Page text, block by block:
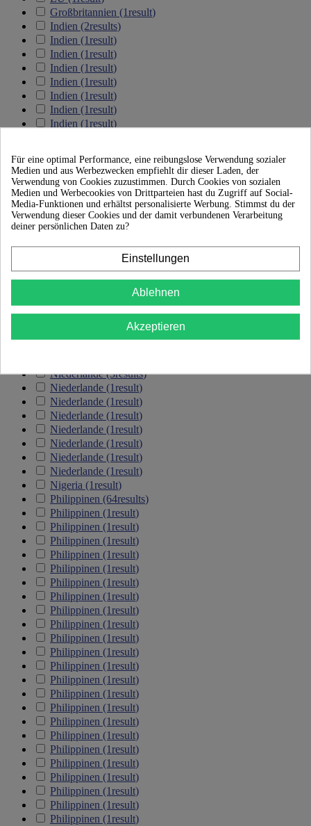
Großbritannien (1result)
Indien (2results)
Indien (1result)
Indien (1result)
Indien (1result)
Indien (1result)
Indien (1result)
Indien (1result)
Indien (1result)
Indien(1result)
Indien(1result )
Indien(1result)
Indien(1result)
Indien(1result)
Indonesien(4results)
result)
Kambodscha(1result)
Niederlande(3results)
Niederlande (1result)
Niederlande (1result)
Niederlande (1result)
Niederlande (1result)
Niederlande (1result)
Niederlande (1result)
Niederlande (1result)
Nigeria (1result)
Philippinen (64results)
Philippinen (1result)
Philippinen (1result)
Philippinen (1result)
Philippinen (1result)
Philippinen (1result)
Philippinen (1result)
Philippinen (1result)
Philippinen (1result)
Philippinen (1result)
Philippinen (1result)
Philippinen (1result)
Philippinen (1result)
Philippinen (1result)
Philippinen (1result)
Philippinen (1result)
Philippinen (1result)
Philippinen (1result)
Philippinen (1result)
Philippinen (1result)
Philippinen (1result)
Philippinen (1result)
Philippinen (1result)
Philippinen (1result)
Für eine optimal Performance, eine reibungslose Verwendung sozialer
Medien und aus Werbezwecken empfiehlt dir dieser Laden, der
Verwendung von Cookies zuzustimmen. Durch Cookies von sozialen
Medien und Werbecookies von Drittparteien hast du Zugriff auf Social-
Media-Funktionen und erhältst personalisierte Werbung. Stimmst du der
Verwendung dieser Cookies und der damit verbundenen Verarbeitung
deiner persönlichen Daten zu?
Einstellungen
Ablehnen
Akzeptieren